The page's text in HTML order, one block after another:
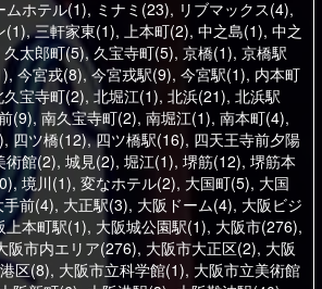
ムホテル(1), ミナミ(23), リブマックス(4),
(1),三軒家東(1), 上本町(2), 中之島(1), 中之
久太郎町(5), 久宝寺町(5), 京橋(1), 京橋駅
, 今宮戎(8), 今宮戎駅(9), 今宮駅(1), 内本町
久宝寺町(2), 北堀江(1), 北浜(21), 北浜駅
(9), 南久宝寺町(2), 南堀江(1), 南本町(4),
, 四ツ橋(12),四ツ橋駅(16), 四天王寺前夕陽
術館(2), 城見(2), 堀江(1), 堺筋(12), 堺筋本
,境川(1), 変なホテル(2), 大国町(5), 大国
手前(4), 大正駅(3), 大阪ドーム(4), 大阪ビジ
上本町駅(1), 大阪城公園駅(1), 大阪市(276),
阪市内エリア(276), 大阪市大正区(2), 大阪
区(8), 大阪市立科学館(1), 大阪市立美術館